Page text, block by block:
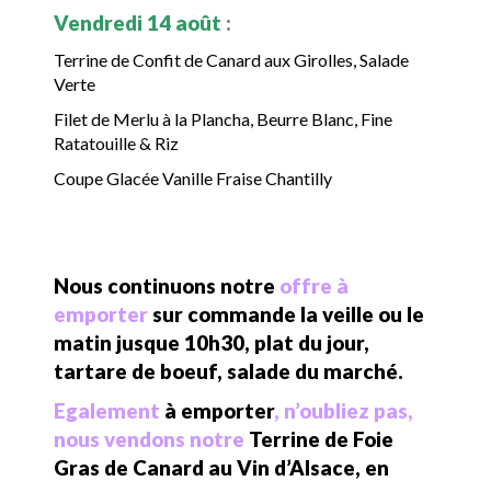
Vendredi 14 août :
Terrine de Confit de Canard aux Girolles, Salade
Verte
Filet de Merlu à la Plancha, Beurre Blanc, Fine
Ratatouille & Riz
Coupe Glacée Vanille Fraise Chantilly
Nous continuons notre offre à
emportersur commande la veille ou le
matin jusque 10h30, plat du jour,
tartare de boeuf, salade du marché.
Egalement à emporter, n’oubliez pas,
nous vendons notre Terrine de Foie
Gras de Canard au Vin d’Alsace, en